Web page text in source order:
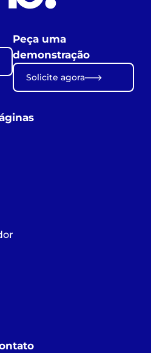
Peça uma
demonstração
Solicite agora